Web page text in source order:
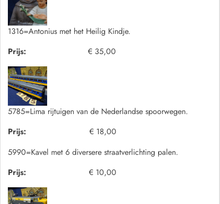
1316=Antonius met het Heilig Kindje.
Prijs:
€ 35,00
5785=Lima rijtuigen van de Nederlandse spoorwegen.
Prijs:
€ 18,00
5990=Kavel met 6 diversere straatverlichting palen.
Prijs:
€ 10,00